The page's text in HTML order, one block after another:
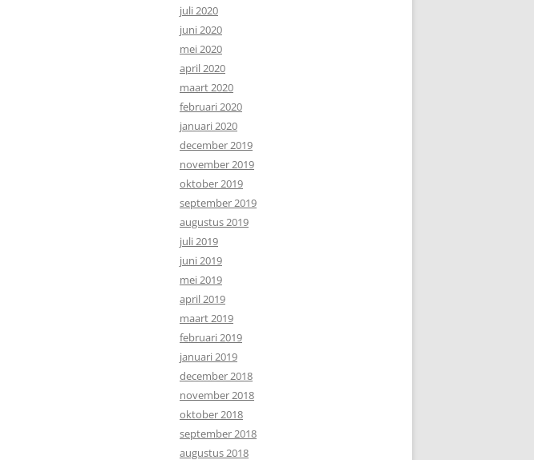
juli 2020
juni 2020
mei 2020
april 2020
maart 2020
februari 2020
januari 2020
december 2019
november 2019
oktober 2019
september 2019
augustus 2019
juli 2019
juni 2019
mei 2019
april 2019
maart 2019
februari 2019
januari 2019
december 2018
november 2018
oktober 2018
september 2018
augustus 2018